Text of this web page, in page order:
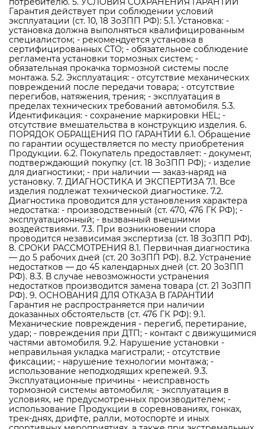
Гарантия действует при соблюдении условий
эксплуатации (ст. 10, 18 ЗоЗПП РФ): 5.1. Установка: -
установка должна выполняться квалифицированным
специалистом; - рекомендуется установка в
сертифицированных СТО; - обязательное соблюдение
регламента установки тормозных систем; -
обязательная прокачка тормозной системы после
монтажа. 5.2. Эксплуатация: - отсутствие механических
повреждений после передачи товара; - отсутствие
перегибов, натяжения, трения; - эксплуатация в
пределах технических требований автомобиля. 5.3.
Идентификация: - сохранение маркировки HEL; -
отсутствие вмешательства в конструкцию изделия. 6.
ПОРЯДОК ОБРАЩЕНИЯ ПО ГАРАНТИИ 6.1. Обращение
по гарантии осуществляется по месту приобретения
Продукции. 6.2. Покупатель предоставляет: - документ,
подтверждающий покупку (ст. 18 ЗоЗПП РФ); - изделие
для диагностики; - при наличии — заказ-наряд на
установку. 7. ДИАГНОСТИКА И ЭКСПЕРТИЗА 7.1. Все
изделия подлежат технической диагностике. 7.2.
Диагностика проводится для установления характера
недостатка: - производственный (ст. 470, 476 ГК РФ); -
эксплуатационный; - вызванный внешними
воздействиями. 7.3. При возникновении спора
проводится независимая экспертиза (ст. 18 ЗоЗПП РФ).
8. СРОКИ РАССМОТРЕНИЯ 8.1. Первичная диагностика
— до 5 рабочих дней (ст. 20 ЗоЗПП РФ). 8.2. Устранение
недостатков — до 45 календарных дней (ст. 20 ЗоЗПП
РФ). 8.3. В случае невозможности устранения
недостатков производится замена товара (ст. 21 ЗоЗПП
РФ). 9. ОСНОВАНИЯ ДЛЯ ОТКАЗА В ГАРАНТИИ
Гарантия не распространяется при наличии
доказанных обстоятельств (ст. 476 ГК РФ): 9.1.
Механические повреждения - перегиб, перетирание,
удар; - повреждения при ДТП; - контакт с движущимися
частями автомобиля. 9.2. Нарушение установки -
неправильная укладка магистрали; - отсутствие
фиксации; - нарушение технологии монтажа; -
использование неподходящих крепежей. 9.3.
Эксплуатационные причины - неисправность
тормозной системы автомобиля; - эксплуатация в
условиях, не предусмотренных производителем; -
использование Продукции в соревнованиях, гонках,
трек-днях, дрифте, ралли, мотоспорте и иных